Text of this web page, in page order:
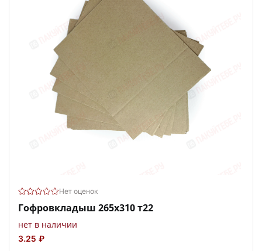
Нет оценок
Гофровкладыш 265х310 т22
нет в наличии
3.25 ₽